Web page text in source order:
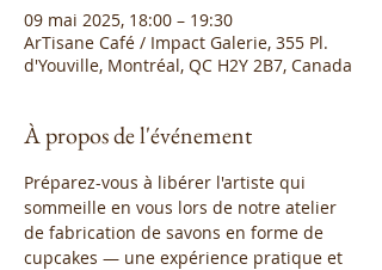
09 mai 2025, 18:00 – 19:30
ArTisane Café / Impact Galerie, 355 Pl.
d'Youville, Montréal, QC H2Y 2B7, Canada
À propos de l'événement
Préparez-vous à libérer l'artiste qui
sommeille en vous lors de notre atelier
de fabrication de savons en forme de
cupcakes — une expérience pratique et